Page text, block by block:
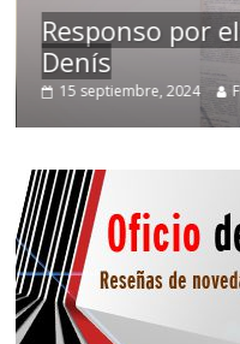
Responso por
Denís
15 septiembre, 2024